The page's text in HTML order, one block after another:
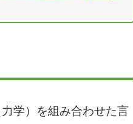
学）を組み合わせた言